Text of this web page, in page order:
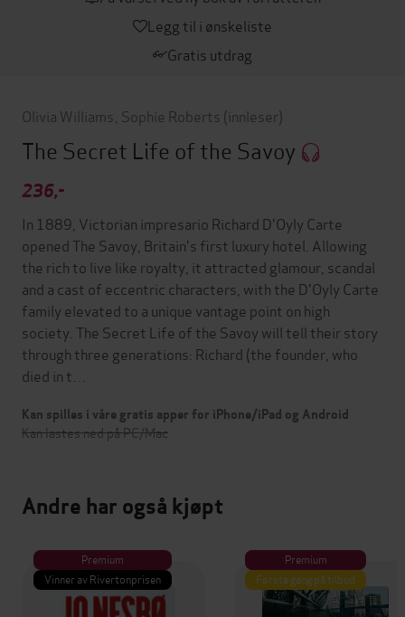
Legg til i ønskeliste
Gratis utdrag
Olivia Williams Sophie Roberts (innleser)
The Secret Life of the Savoy
236,-
In 1889, Victorian impresario Richard D'Oyly Carte
opened The Savoy, Britain's first luxury hotel. Allowing
the rich to live like royalty, it attracted glamour, scandal
and a cast of eccentric characters, with the D'Oyly Carte
family elevated to a unique vantage point on high
society. The Secret Life of the Savoy will tell their story
through three generations: Richard (the founder, who
died in t…
Kan spilles i våre gratis apper for iPhone/iPad og Android
Kan lastes ned på PC/Mac
Andre har også kjøpt
Premium
Vinner av Rivertonprisen
Premium
Første gang på tilbud